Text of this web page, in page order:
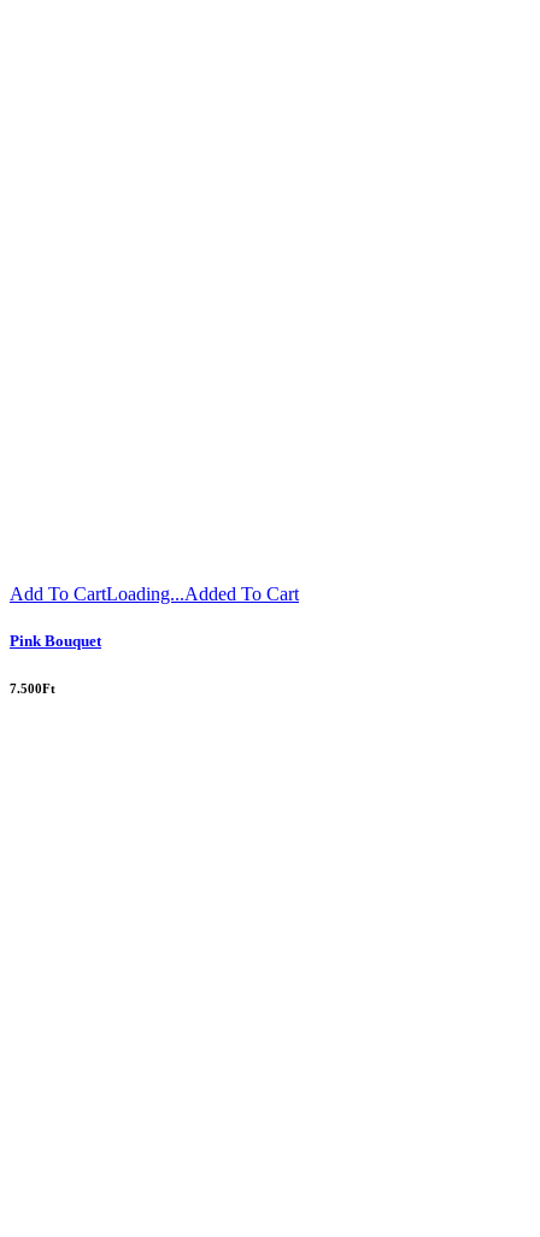
Add To CartLoading...Added To Cart
Pink Bouquet
7.500Ft